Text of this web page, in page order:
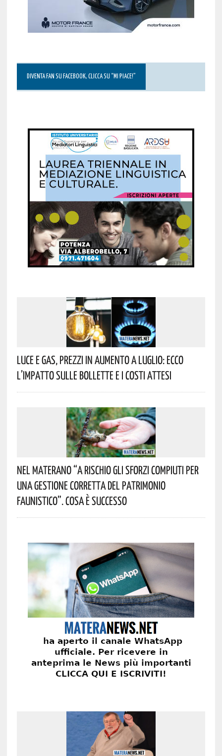
DIVENTA FAN SU FACEBOOK, CLICCA SU “MI PIACE!”
Luce E Gas, Prezzi In Aumento A Luglio: Ecco
L’impatto Sulle Bollette E I Costi Attesi
Nel Materano “a Rischio Gli Sforzi Compiuti Per
Una Gestione Corretta Del Patrimonio
Faunistico”. Cosa È Successo